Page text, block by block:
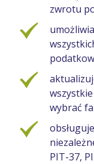
zwrotu
wybrać
PIT-37,